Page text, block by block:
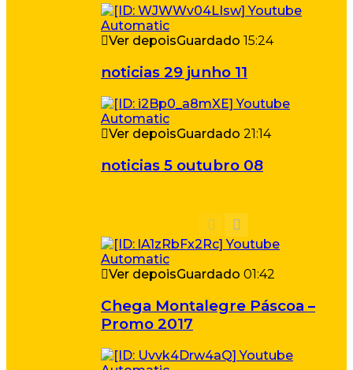
Ver depoisGuardado 15:24
noticias 29 junho 11
Ver depoisGuardado 21:14
noticias 5 outubro 08
Ver depoisGuardado 01:42
Chega Montalegre Páscoa –
Promo 2017